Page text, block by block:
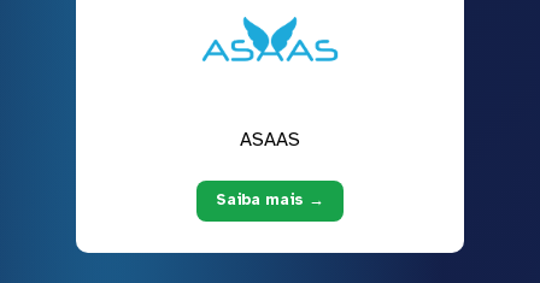
ASAAS
Saiba mais →